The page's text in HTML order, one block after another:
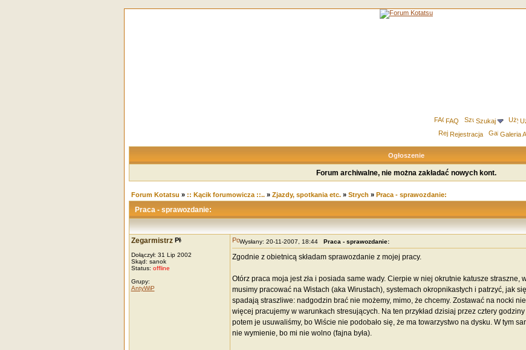
FAQ Szukaj
Rejestracja
Galeria
Ogłoszenie
Forum archiwalne, nie można zakładać nowych kont.
Forum Kotatsu » :: Kącik forumowicza ::..» Zjazdy, spotkania etc.» Strych » Praca - sprawozdanie:
Praca - sprawozdanie:
Zegarmistrz
Dołączył: 31 Lip 2002
Skąd: sanok
Status: offline
Grupy:
AntyWiP
Wysłany: 20-11-2007, 18:44 Praca - sprawozdanie:
Zgodnie z obietnicą składam sprawozdanie z mojej pracy.
Otórz praca moja jest zła i posiada same wady. Cierpie w niej okrutnie katusze straszne,
musimy pracować na Wistach (aka Wirustach), systemach okropnikastych i patrzyć, jak
spadają straszliwe: nadgodzin brać nie możemy, mimo, że chcemy. Zostawać na nocki
więcej pracujemy w warunkach stresujących. Na ten przykład dzisiaj przez cztery
potem je usuwaliśmy, bo Wiście nie podobało się, że ma towarzystwo na dysku. W tym
nie wymienie, bo mi nie wolno (fajna była).